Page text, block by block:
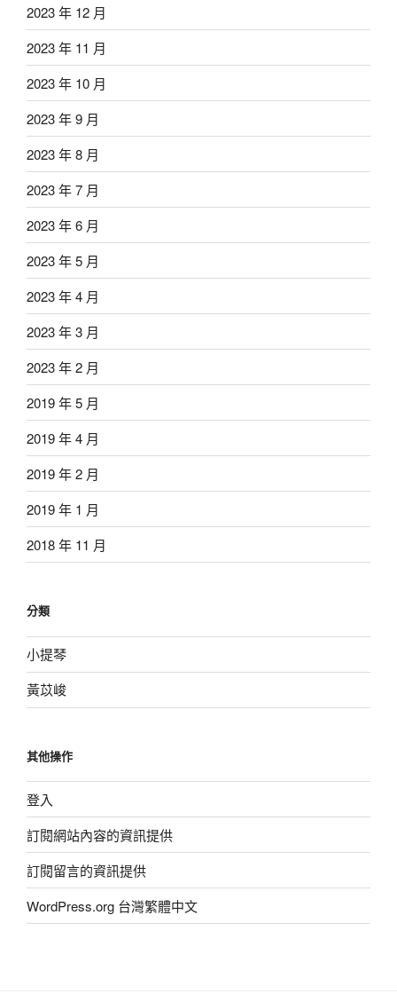
2023 年 12 月
2023 年 11 月
2023 年 10 月
2023 年 9 月
2023 年 8 月
2023 年 7 月
2023 年 6 月
2023 年 5 月
2023 年 4 月
2023 年 3 月
2023 年 2 月
2019 年 5 月
2019 年 4 月
2019 年 2 月
2019 年 1 月
2018 年 11 月
分類
小提琴
黃苡峻
其他操作
登入
訂閱網站內容的資訊提供
訂閱留言的資訊提供
WordPress.org 台灣繁體中文